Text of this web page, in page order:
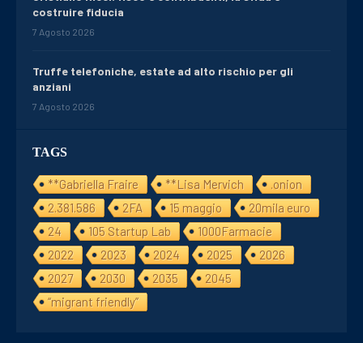
TAGS
**Gabriella Fraire **Lisa Mervich
.onion
2.381.586
2FA 15 maggio
20mila euro
24
105 Startup Lab
1000Farmacie
2022
2023 2024 2025
2026
2027
2030 2035
2045
“migrant friendly”
costruire fiducia
7 Agosto 2026
Truffe telefoniche, estate ad alto rischio per gli
anziani
7 Agosto 2026